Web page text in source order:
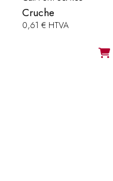
Cruche
0,61 € HTVA